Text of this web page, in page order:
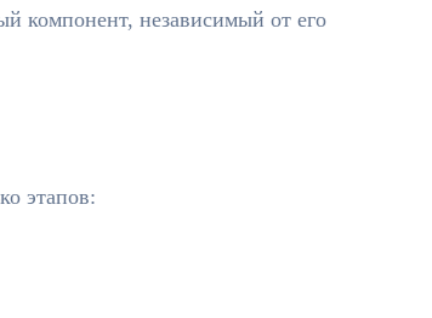
компонент, независимый от его
этапов: